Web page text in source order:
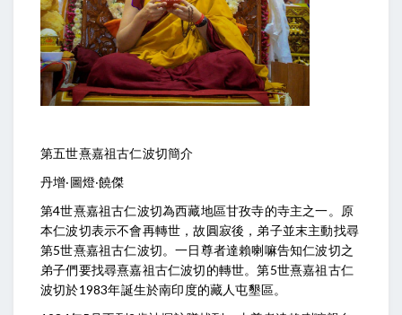
第五世熹嘉祖古仁波切簡介
丹增‧圖燈‧饒傑
第4世熹嘉祖古仁波切為西藏地區甘孜寺的寺主之一。原
本仁波切表示不會再轉世，故圓寂後，弟子並末主動找尋
第5世熹嘉祖古仁波切。一日尊者達賴喇嘛告知仁波切之
弟子們要找尋熹嘉祖古仁波切的轉世。第5世熹嘉祖古仁
波切於1983年誕生於南印度的藏人屯墾區。